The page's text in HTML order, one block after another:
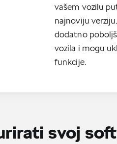
vašem vozilu
najnoviju
dodatno
vozila i mogu
funkcije.
svoj